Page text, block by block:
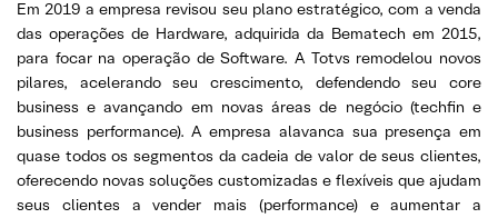
Em 2019 a empresa revisou seu plano estratégico, com a venda
das operações de Hardware, adquirida da Bematech em 2015,
para focar na operação de Software. A Totvs remodelou novos
pilares, acelerando seu crescimento, defendendo seu core
business e avançando em novas áreas de negócio (techfin e
business performance). A empresa alavanca sua presença em
quase todos os segmentos da cadeia de valor de seus clientes,
oferecendo novas soluções customizadas e flexíveis que ajudam
seus clientes a vender mais (performance) e aumentar a